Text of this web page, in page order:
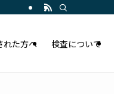
れた方へ 検査について